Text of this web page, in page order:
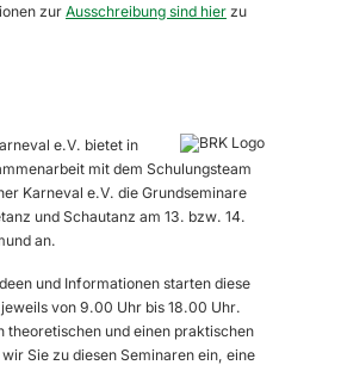
zur Ausschreibung sind hier zu
e.V. bietet in
mit dem Schulungsteam
Karneval e.V. die Grundseminare
und Schautanz am 13. bzw. 14.
an.
und Informationen starten diese
von 9.00 Uhr bis 18.00 Uhr.
theoretischen und einen praktischen
Sie zu diesen Seminaren ein, eine